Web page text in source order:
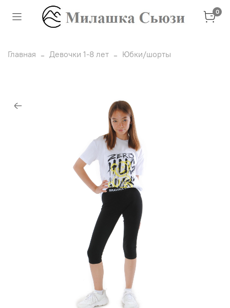
0
Главная Девочки 1-8 лет Юбки/шорты